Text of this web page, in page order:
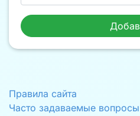
Правила сайта
Часто задаваемые вопросы